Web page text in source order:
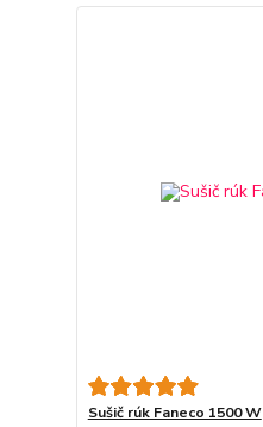
Sušič rúk Faneco 1500 W